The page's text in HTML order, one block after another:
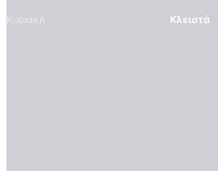
Κυριακή Κλειστά